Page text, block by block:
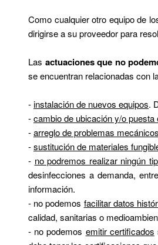
Como cualquier otro equipo de
dirigirse a su proveedor para
Las actuaciones que no
se encuentran relacionadas con
-instalación de nuevos equipos.
-cambio de ubicación y/o
-arreglo de problemas
-sustitución de materiales
- no podremos realizar ningún
desinfecciones a demanda,
información.
- no podemos facilitar datos
calidad, sanitarias o
- no podemos emitir certificados